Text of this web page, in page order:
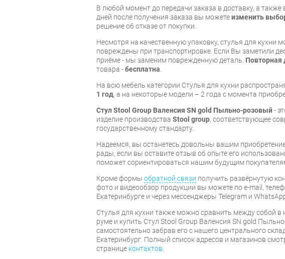
В любой момент до передачи заказа в доставку, а также
дней после получения заказа вы можетеизменить
решение об отказе от покупки.
Несмотря на качественную упаковку, стулья для кухни
повреждены при транспортировке. Если Вы заметили
приёме - мы заменим поврежденную деталь. Повторная
товара -бесплатна
На всю мебель категории Стулья для кухни
1 год, а на некоторые модели – 2 года с момента
Стул Stool Group Валенсия SN gold Пыльно-розовый-
изделие производства Stool group, соответствующее
государственному стандарту.
Надеемся, вы останетесь довольны вашим
рады, если вы оставите отзыв об опыте его
поможет сориентироваться нашим будущим
Кроме формы обратной связи получить развёрнутую
фото и видеообзор продукции вы можете по e-mail,
Екатеринбурге и через мессенджеры Telegram и
Стулья для кухни также можно сравнить между собой
руме и купить Стул Stool Group Валенсия SN gold
самостоятельно забрав его с нашего центрального
Екатеринбург. Полный список адресов и магазинов
странице контактов